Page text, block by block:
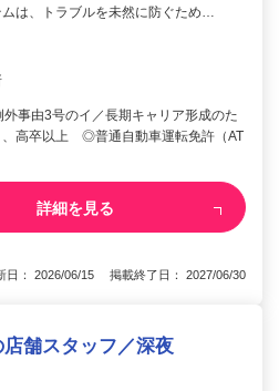
は、トラブルを未然に防ぐため…
事由3号のイ／長期キャリア形成のた
、高卒以上 ◎普通自動車運転免許（AT
詳細を見る
日： 2026/06/15 掲載終了日： 2027/06/30
舗スタッフ／深夜